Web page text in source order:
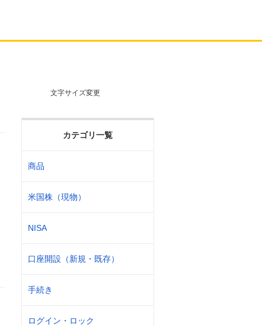
文字サイズ変更
カテゴリ一覧
商品
米国株（現物）
NISA
口座開設（新規・既存）
手続き
ログイン・ロック